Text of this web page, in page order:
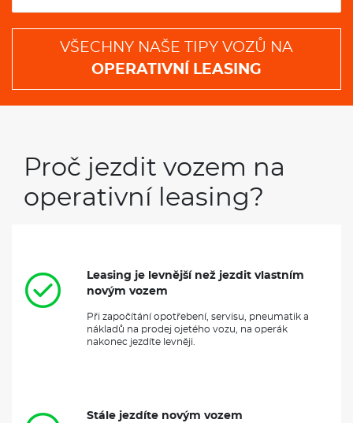
VŠECHNY NAŠE TIPY VOZŮ NA
OPERATIVNÍ LEASING
Proč jezdit vozem na
operativní leasing?
Leasing je levnější než jezdit vlastním
novým vozem
Při započítání opotřebení, servisu, pneumatik a
nákladů na prodej ojetého vozu, na operák
nakonec jezdíte levněji.
Stále jezdíte novým vozem